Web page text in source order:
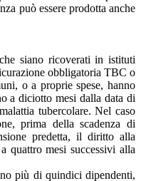
può essere prodotta anche
siano ricoverati in istituti
obbligatoria TBC o
o a proprie spese, hanno
a diciotto mesi dalla data di
tubercolare. Nel caso
prima della scadenza di
predetta, il diritto alla
quattro mesi successivi alla
più di quindici dipendenti,